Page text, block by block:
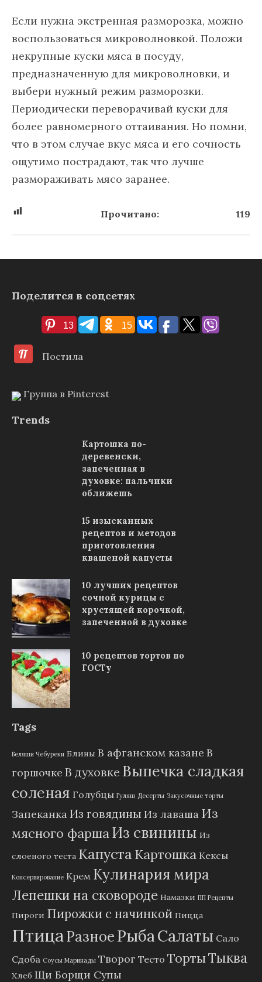
Если нужна экстренная разморозка, можно
воспользоваться микроволновкой. Положи
некрупные куски мяса в посуду,
предназначенную для микроволновки, и
выбери нужный режим разморозки.
Периодически переворачивай куски для
более равномерного оттаивания. Но помни,
что в этом случае вкус мяса и его сочность
ощутимо пострадают, так что лучше
размораживать мясо заранее.
Прочитано: 119
Поделится в соцсетях
13 15
Постила
Группа в Pinterest
Trends
Картошка по-
деревенски,
запеченная в
духовке: пальчики
оближешь
15 изысканных
рецептов и методов
приготовления
квашеной капусты
10 лучших рецептов
сочной курицы с
хрустящей корочкой,
запеченной в духовке
10 рецептов тортов по
ГОСТу
Tags
Беляши Чебуреки Блины В афганском казане В
горшочке В духовке Выпечка сладкая
соленая Голубцы Гуляш Десерты Закусочные торты
ЗапеканкаИз говядины Из лаваша Из
мясного фаршаИз свинины Из
слоеного теста Капуста Картошка Кексы
Консервирование Крем Кулинария мира
Лепешки на сковороде Намазки ПП Рецепты
Пироги Пирожки с начинкой Пицца
ПтицаРазноеРыбаСалаты Сало
Сдоба Соусы Маринады Творог Тесто ТортыТыква
Хлеб Щи Борщи Супы